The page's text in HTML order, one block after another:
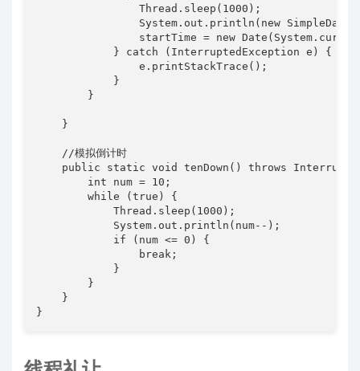
                Thread.sleep(1000);
System.out.println(new
startTime = new
            } catch (InterruptedException e) {
                e.printStackTrace();
            }
        }
    }
    //模拟倒计时
public static void tenDown() throws
        int num = 10;
        while (true) {
            Thread.sleep(1000);
            System.out.println(num--);
            if (num <= 0) {
                break;
            }
        }
    }
}